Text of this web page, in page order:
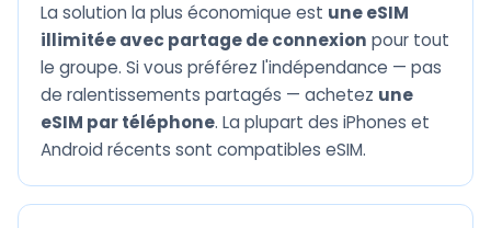
La solution la plus économique est une eSIM
illimitée avec partage de connexion pour tout
le groupe. Si vous préférez l'indépendance — pas
de ralentissements partagés — achetez une
eSIM par téléphone. La plupart des iPhones et
Android récents sont compatibles eSIM.